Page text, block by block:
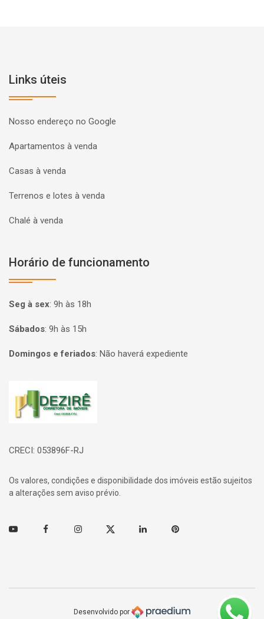
Links úteis
Nosso endereço no Google
Apartamentos à venda
Casas à venda
Terrenos e lotes à venda
Chalé à venda
Horário de funcionamento
Seg à sex: 9h às 18h
Sábados: 9h às 15h
Domingos e feriados: Não haverá expediente
Página inicial
CRECI: 053896F-RJ
Os valores, condições e disponibilidade dos imóveis estão sujeitos
a alterações sem aviso prévio.
Youtube FacebookInstagramTwitter Linkedin Pinterest
Desenvolvido por